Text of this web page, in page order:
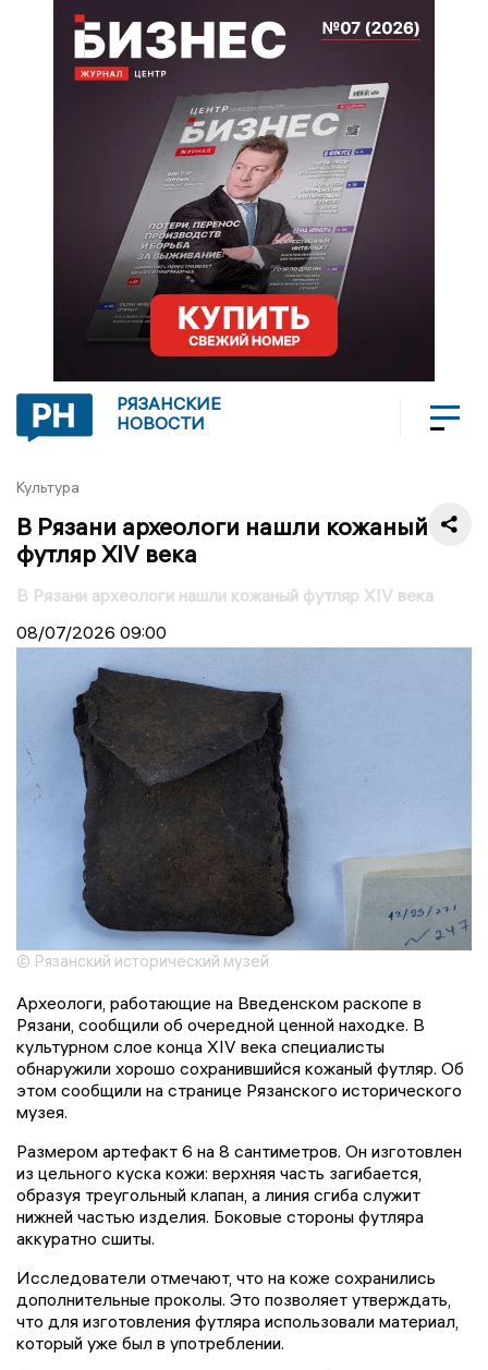
РЯЗАНСКИЕ
НОВОСТИ
Культура
В Рязани археологи нашли кожаный
футляр XIV века
В Рязани археологи нашли кожаный футляр XIV века
08/07/2026 09:00
© Рязанский исторический музей
Археологи, работающие на Введенском раскопе в
Рязани, сообщили об очередной ценной находке. В
культурном слое конца XIV века специалисты
обнаружили хорошо сохранившийся кожаный футляр. Об
этом сообщили на странице Рязанского исторического
музея.
Размером артефакт 6 на 8 сантиметров. Он изготовлен
из цельного куска кожи: верхняя часть загибается,
образуя треугольный клапан, а линия сгиба служит
нижней частью изделия. Боковые стороны футляра
аккуратно сшиты.
Исследователи отмечают, что на коже сохранились
дополнительные проколы. Это позволяет утверждать,
что для изготовления футляра использовали материал,
который уже был в употреблении.